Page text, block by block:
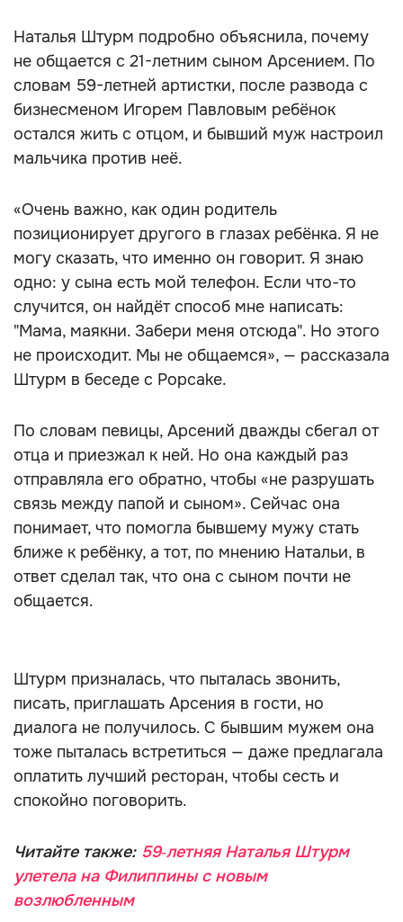
Наталья Штурм подробно объяснила, почему
не общается с 21-летним сыном Арсением. По
словам 59-летней артистки, после развода с
бизнесменом Игорем Павловым ребёнок
остался жить с отцом, и бывший муж настроил
мальчика против неё.
«Очень важно, как один родитель
позиционирует другого в глазах ребёнка. Я не
могу сказать, что именно он говорит. Я знаю
одно: у сына есть мой телефон. Если что-то
случится, он найдёт способ мне написать:
"Мама, маякни. Забери меня отсюда". Но этого
не происходит. Мы не общаемся», — рассказала
Штурм в беседе с Popcake.
По словам певицы, Арсений дважды сбегал от
отца и приезжал к ней. Но она каждый раз
отправляла его обратно, чтобы «не разрушать
связь между папой и сыном». Сейчас она
понимает, что помогла бывшему мужу стать
ближе к ребёнку, а тот, по мнению Натальи, в
ответ сделал так, что она с сыном почти не
общается.
Штурм призналась, что пыталась звонить,
писать, приглашать Арсения в гости, но
диалога не получилось. С бывшим мужем она
тоже пыталась встретиться — даже предлагала
оплатить лучший ресторан, чтобы сесть и
спокойно поговорить.
Читайте также: 59‑летняя Наталья Штурм
улетела на Филиппины с новым
возлюбленным